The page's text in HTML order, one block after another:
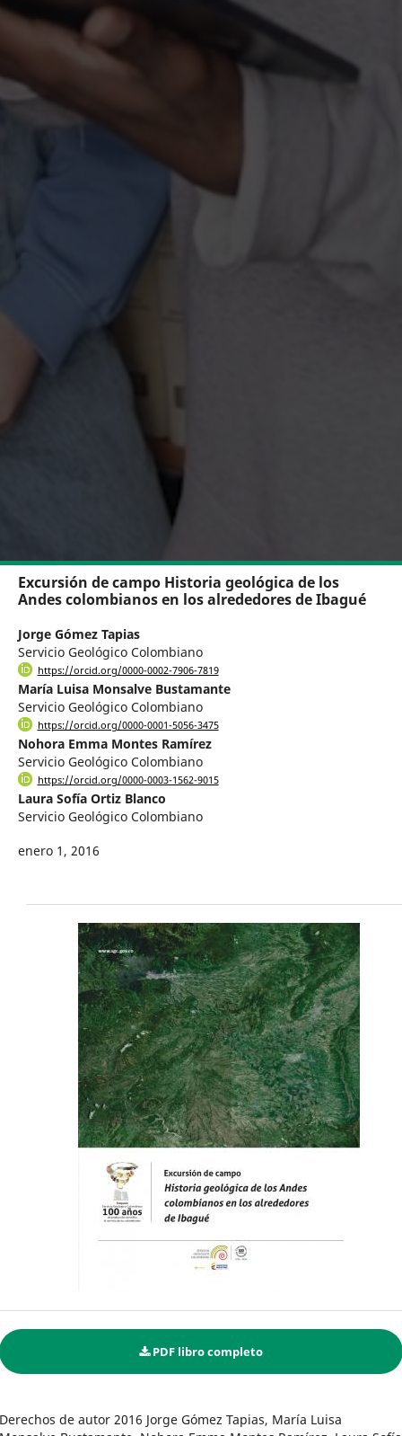
Excursión de campo Historia geológica de los
Andes colombianos en los alrededores de Ibagué
Jorge Gómez Tapias
Servicio Geológico Colombiano
https://orcid.org/0000-0002-7906-7819
María Luisa Monsalve Bustamante
Servicio Geológico Colombiano
https://orcid.org/0000-0001-5056-3475
Nohora Emma Montes Ramírez
Servicio Geológico Colombiano
https://orcid.org/0000-0003-1562-9015
Laura Sofía Ortiz Blanco
Servicio Geológico Colombiano
enero 1, 2016
PDF libro completo
Derechos de autor 2016 Jorge Gómez Tapias, María Luisa